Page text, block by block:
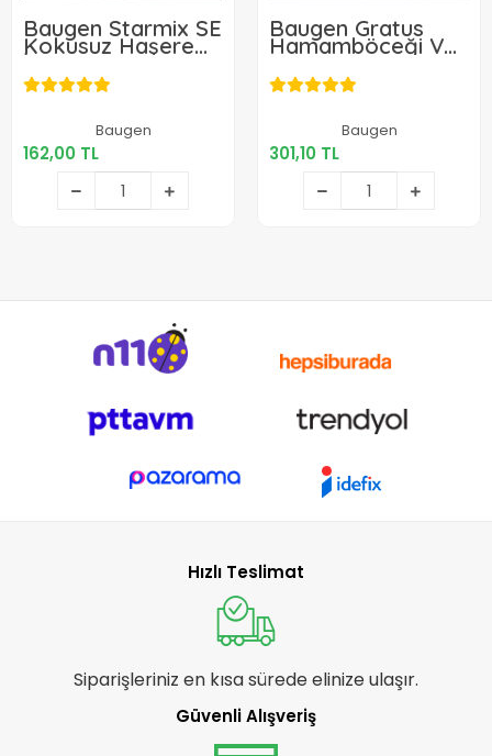
Baugen Starmix SE
Kokusuz Haşere
İlacı 50 ml
Baugen
162,00 TL
162,00 TL
Sepete Ekle
Baugen Gratus
Hamamböceği Ve
Karınca Jeli 35 gr
Baugen
301,10 TL
301,10 TL
Sepete Ekle
Hızlı Teslimat
Siparişleriniz en kısa sürede elinize ulaşır.
Güvenli Alışveriş